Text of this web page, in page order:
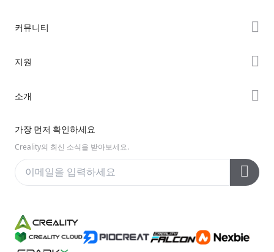
Ender 시리즈
커뮤니티
Discord
지원
헬프 센터
비디오 센터
애프터 서비스
소개
문의하기
가장 먼저 확인하세요
Creality의 최신 소식을 받아보세요.